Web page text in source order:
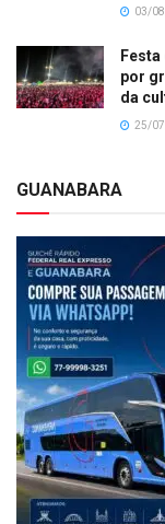
03/
por
da
25/
GUANABARA